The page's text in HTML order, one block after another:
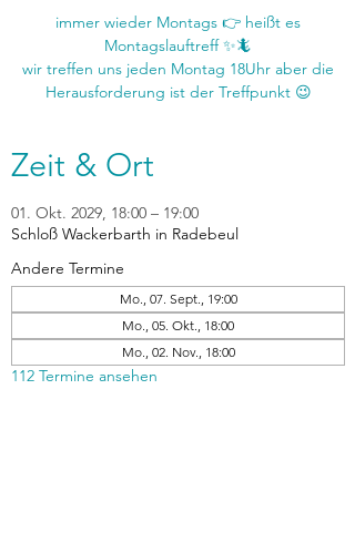
immer wieder Montags 👉 heißt es
Montagslauftreff ✨🦎
wir treffen uns jeden Montag 18Uhr aber die
Zeit & Ort
01. Okt. 2029, 18:00 – 19:00
Schloß Wackerbarth in Radebeul
Andere Termine
Mo., 07. Sept., 19:00
Mo., 05. Okt., 18:00
Mo., 02. Nov., 18:00
112 Termine ansehen